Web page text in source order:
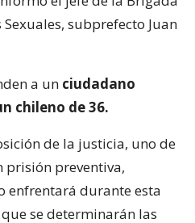
subprefecto Juan
a un ciudadano
chileno de 36.
de la justicia, uno de
prisión preventiva,
enfrentará durante esta
se determinarán las